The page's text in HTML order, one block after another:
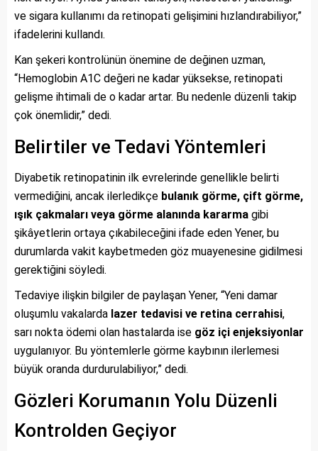
ve sigara kullanımı da retinopati gelişimini hızlandırabiliyor,”
ifadelerini kullandı.
Kan şekeri kontrolünün önemine de değinen uzman,
“Hemoglobin A1C değeri ne kadar yüksekse, retinopati
gelişme ihtimali de o kadar artar. Bu nedenle düzenli takip
çok önemlidir,” dedi.
Belirtiler ve Tedavi Yöntemleri
Diyabetik retinopatinin ilk evrelerinde genellikle belirti
vermediğini, ancak ilerledikçe bulanık görme, çift görme,
ışık çakmaları veya görme alanında kararma gibi
şikâyetlerin ortaya çıkabileceğini ifade eden Yener, bu
durumlarda vakit kaybetmeden göz muayenesine gidilmesi
gerektiğini söyledi.
Tedaviye ilişkin bilgiler de paylaşan Yener, “Yeni damar
oluşumlu vakalarda lazer tedavisi ve retina cerrahisi,
sarı nokta ödemi olan hastalarda ise göz içi enjeksiyonlar
uygulanıyor. Bu yöntemlerle görme kaybının ilerlemesi
büyük oranda durdurulabiliyor,” dedi.
Gözleri Korumanın Yolu Düzenli
Kontrolden Geçiyor